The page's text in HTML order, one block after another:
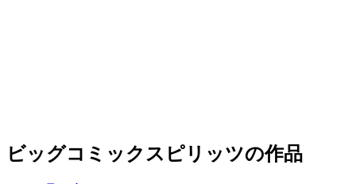
ビッグコミックスピリッツの作品